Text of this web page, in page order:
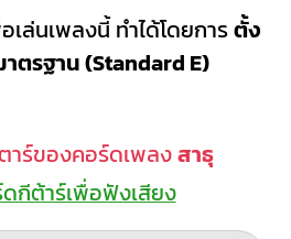
เล่นเพลงนี้ ทำได้โดยการตั้ง
ตรฐาน (Standard E)
าร์ของคอร์ดเพลงสาธุ
กีต้าร์เพื่อฟังเสียง